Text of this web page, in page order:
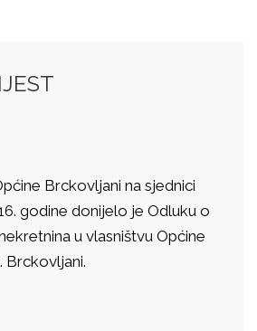
Brckovljani na sjednici
godine donijelo je Odluku o
u vlasništvu Općine
Brckovljani.